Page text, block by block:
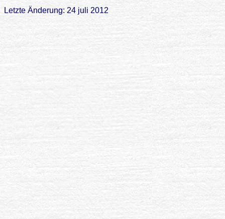
Letzte Änderung: 24 juli 2012